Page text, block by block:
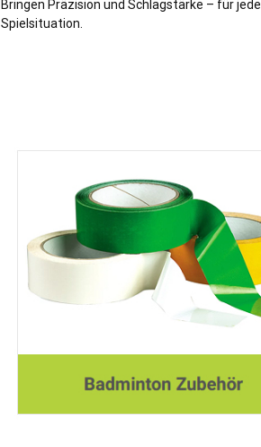
Bringen Präzision und Schlagstärke – für jede
Spielsituation.